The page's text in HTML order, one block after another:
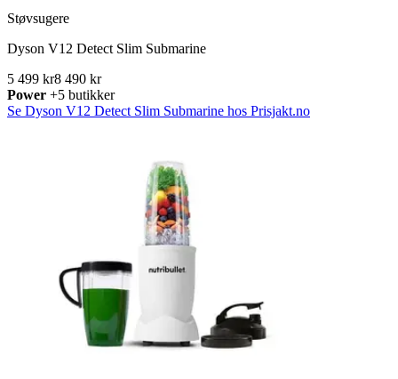
Støvsugere
Dyson V12 Detect Slim Submarine
5 499 kr8 490 kr
Power +5 butikker
Se Dyson V12 Detect Slim Submarine hos Prisjakt.no